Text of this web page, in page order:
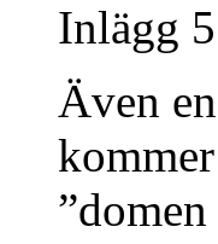
Inlägg
Även